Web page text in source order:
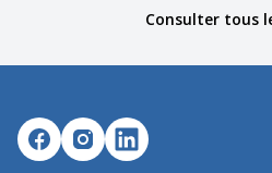
Consulter tous